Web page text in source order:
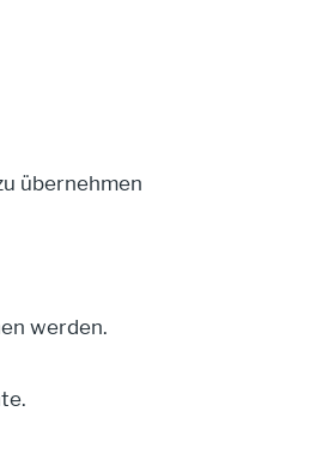
übernehmen
werden.